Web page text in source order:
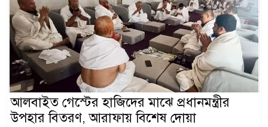
আলবাইত গেস্টের হাজিদের মাঝে প্রধানমন্ত্রীর
উপহার বিতরণ, আরাফায় বিশেষ দোয়া